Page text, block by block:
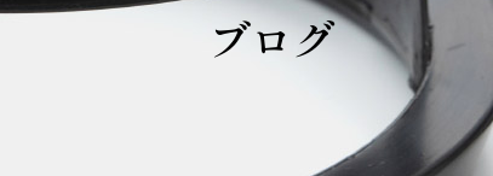
ブログ